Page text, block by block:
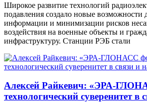
Широкое развитие технологий
подавления создало новые возможности
информации и минимизации рисков
воздействия на военные объекты и
инфраструктуру. Станции РЭБ стали
Алексей Райкевич: «ЭРА-
технологический суверенитет в